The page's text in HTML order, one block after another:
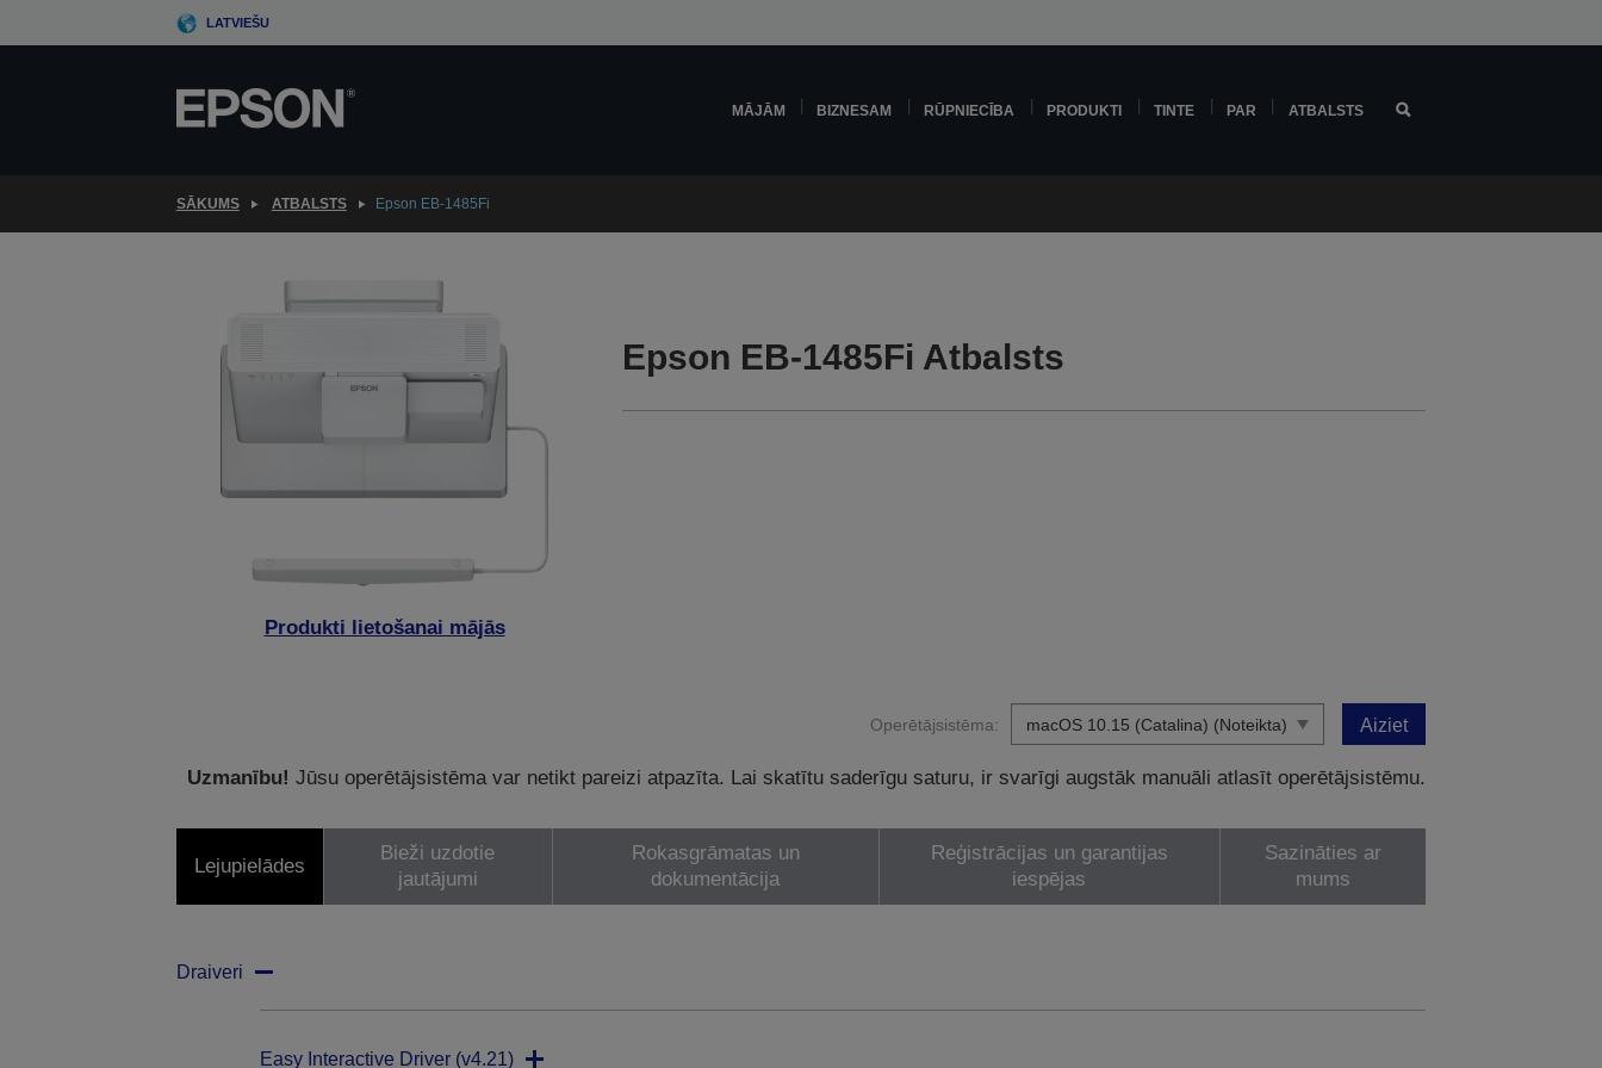
to
LATVIEŠU
MĀJĀM BIZNESAM RŪPNIECĪBA PRODUKTI TINTE PAR ATBALSTS
SĀKUMS ATBALSTS Epson EB-1485Fi
Produkti lietošanai mājās
Epson EB-1485Fi Atbalsts
Operētājsistēma: Aiziet
Uzmanību! Jūsu operētājsistēma var netikt pareizi atpazīta. Lai skatītu saderīgu saturu, ir svarīgi augstāk manuāli atlasīt operētājsistēmu.
Lejupielādes
Bieži uzdotie
jautājumi
Rokasgrāmatas un
dokumentācija
Reģistrācijas un garantijas
iespējas
Sazināties ar
mums
Draiveri
Easy Interactive Driver (v4.21)